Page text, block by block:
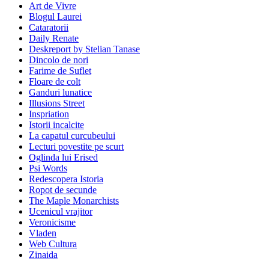
Art de Vivre
Blogul Laurei
Cataratorii
Daily Renate
Deskreport by Stelian Tanase
Dincolo de nori
Farime de Suflet
Floare de colt
Ganduri lunatice
Illusions Street
Inspriation
Istorii incalcite
La capatul curcubeului
Lecturi povestite pe scurt
Oglinda lui Erised
Psi Words
Redescopera Istoria
Ropot de secunde
The Maple Monarchists
Ucenicul vrajitor
Veronicisme
Vladen
Web Cultura
Zinaida